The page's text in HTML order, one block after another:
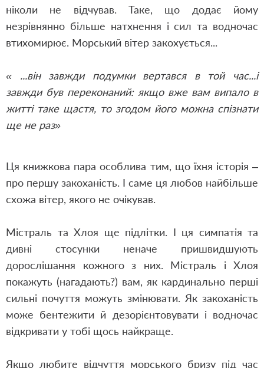
ніколи не відчував. Таке, що додає йому
незрівнянно більше натхнення і сил та водночас
втихомирює. Морський вітер закохується...
« ...він завжди подумки вертався в той час...і
завжди був переконаний: якщо вже вам випало в
житті таке щастя, то згодом його можна спізнати
ще не раз»
Ця книжкова пара особлива тим, що їхня історія –
про першу закоханість. І саме ця любов найбільше
схожа вітер, якого не очікував.
Містраль та Хлоя ще підлітки. І ця симпатія та
дивні стосунки неначе пришвидшують
дорослішання кожного з них. Містраль і Хлоя
покажуть (нагадають?) вам, як кардинально перші
сильні почуття можуть змінювати. Як закоханість
може бентежити й дезорієнтовувати і водночас
відкривати у тобі щось найкраще.
Якщо любите відчуття морського бризу під час